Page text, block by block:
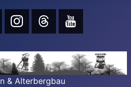
& Alterbergbau